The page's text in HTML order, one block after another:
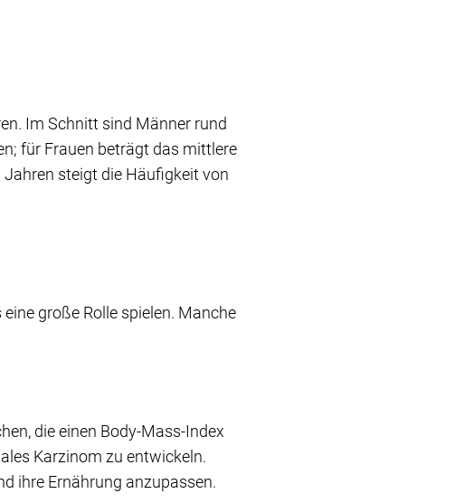
Im Schnitt sind Männer rund
für Frauen beträgt das mittlere
Jahren steigt die Häufigkeit von
große Rolle spielen. Manche
die einen Body-Mass-Index
Karzinom zu entwickeln.
ihre Ernährung anzupassen.